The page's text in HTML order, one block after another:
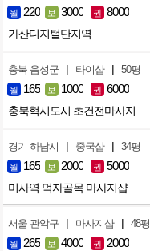
월 220 보 3000 권 8000
가산디지털단지역
충북 음성군 | 타이샵 | 50평
월 165 보 1000 권 6000
충북혁시도시 초건전마사지
경기 하남시 | 중국샵 | 34평
월 165 보 2000 권 5000
미사역 먹자골목 마사지샵
서울 관악구 | 마사지샵 | 48평
월 265 보 4000 권 2000